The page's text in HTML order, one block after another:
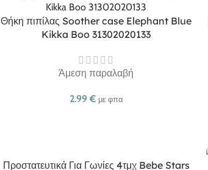
Θήκη πιπίλας Soother case Elephant Blue
Kikka Boo 31302020133
Άμεση παραλαβή
2.99 € με φπα
Προστατευτικά Για Γωνίες 4τμχ Bebe Stars